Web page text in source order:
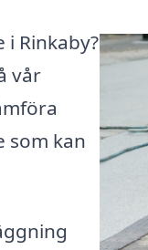
Rinkaby?
vår
som kan